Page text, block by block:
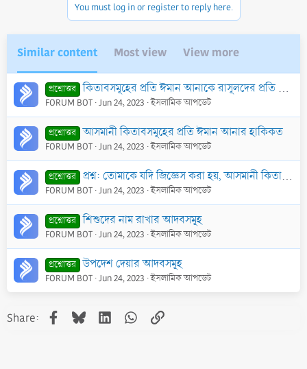
You must log in or register to reply here.
Similar content Most view View more
প্রশ্নোত্তর কিতাবসমূহের প্রতি ঈমান আনাকে রাসূলদের প্রতি ঈমান আনার ওপর প্রধান্য দেয়া
FORUM BOT Jun 24, 2023 ইসলামিক আপডেট
প্রশ্নোত্তর আসমানী কিতাবসমূহের প্রতি ঈমান আনার হাকিকত
FORUM BOT Jun 24, 2023 ইসলামিক আপডেট
প্রশ্নোত্তর প্রশ্ন: তোমাকে যদি জিজ্ঞেস করা হয়, আসমানী কিতাবসমূহের প্রতি ঈমান কীভাবে আনয়ন করতে হয়?
FORUM BOT Jun 24, 2023 ইসলামিক আপডেট
প্রশ্নোত্তর শিশুদের নাম রাখার আদবসমূহ
FORUM BOT Jun 24, 2023 ইসলামিক আপডেট
প্রশ্নোত্তর উপদেশ দেয়ার আদবসমূহ
FORUM BOT Jun 24, 2023 ইসলামিক আপডেট
Share: Facebook
BlueskyLinkedInWhatsApp
Link